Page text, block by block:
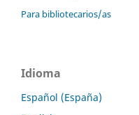
Para bibliotecarios/as
Idioma
Español (España)